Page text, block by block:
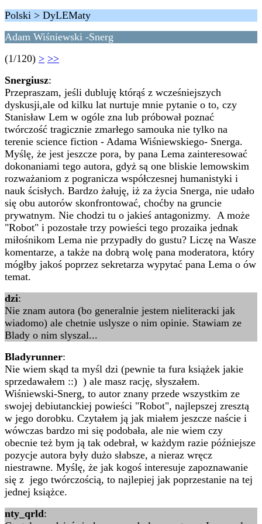
Polski > DyLEMaty
Adam Wiśniewski -Snerg
(1/120) > >>
Snergiusz:
Przepraszam, jeśli dubluję którąś z wcześniejszych
dyskusji,ale od kilku lat nurtuje mnie pytanie o to, czy
Stanisław Lem w ogóle zna lub próbował poznać
twórczość tragicznie zmarłego samouka nie tylko na
terenie science fiction - Adama Wiśniewskiego- Snerga.
Myślę, że jest jeszcze pora, by pana Lema zainteresować
dokonaniami tego autora, gdyż są one bliskie lemowskim
rozważaniom z pogranicza współczesnej humanistyki i
nauk ścisłych. Bardzo żałuję, iż za życia Snerga, nie udało
się obu autorów skonfrontować, choćby na gruncie
prywatnym. Nie chodzi tu o jakieś antagonizmy. A może
"Robot" i pozostałe trzy powieści tego prozaika jednak
miłośnikom Lema nie przypadły do gustu? Liczę na Wasze
komentarze, a także na dobrą wolę pana moderatora, który
mógłby jakoś poprzez sekretarza wypytać pana Lema o ów
temat.
dzi:
Nie znam autora (bo generalnie jestem nieliteracki jak
wiadomo) ale chetnie uslysze o nim opinie. Stawiam ze
Blady o nim slyszal...
Bladyrunner:
Nie wiem skąd ta myśl dzi (pewnie ta fura książek jakie
sprzedawałem ::) ) ale masz rację, słyszałem.
Wiśniewski-Snerg, to autor znany przede wszystkim ze
swojej debiutanckiej powieści "Robot", najlepszej zresztą
w jego dorobku. Czytałem ją jak miałem jeszcze naście i
wówczas bardzo mi się podobała, ale nie wiem czy
obecnie też bym ją tak odebrał, w każdym razie późniejsze
pozycje autora były dużo słabsze, a nieraz wręcz
niestrawne. Myślę, że jak kogoś interesuje zapoznawanie
się z jego twórczością, to najlepiej jak poprzestanie na tej
jednej książce.
nty_qrld: